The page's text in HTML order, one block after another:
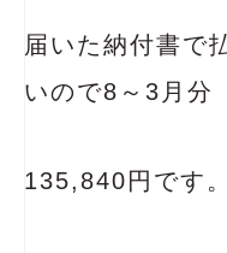
届いた納付書で
いので8～3月分
135,840円です